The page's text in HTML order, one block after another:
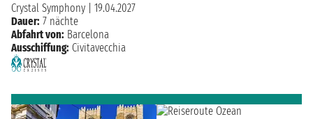
Crystal Symphony
19.04.2027
Dauer: 7 nächte
Abfahrt von: Barcelona
Ausschiffung: Civitavecchia